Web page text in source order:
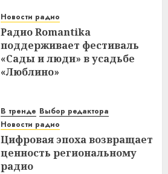
Новости радио
Радио Romantika
поддерживает фестиваль
«Сады и люди» в усадьбе
«Люблино»
В тренде Выбор редактора
Новости радио
Цифровая эпоха возвращает
ценность региональному
радио